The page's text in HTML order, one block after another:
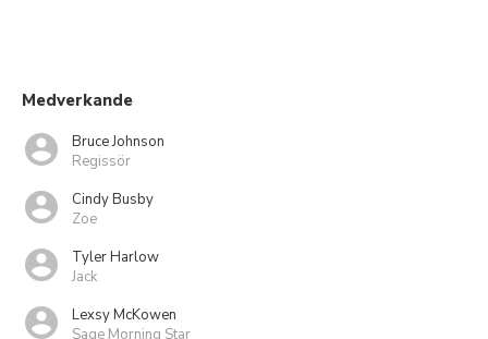
Medverkande
Bruce Johnson
Regissör
Cindy Busby
Zoe
Tyler Harlow
Jack
Lexsy McKowen
Sage Morning Star